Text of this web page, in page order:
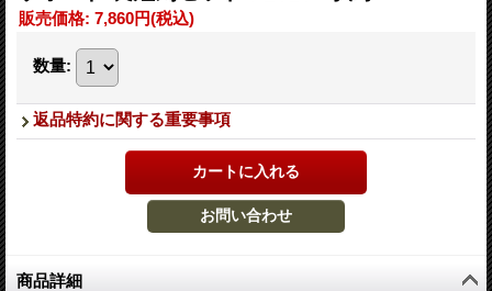
販売価格: 7,860円(税込)
数量:
返品特約に関する重要事項
商品詳細